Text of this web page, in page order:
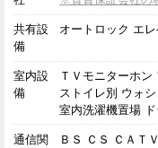
共有設
備
オートロック エ
室内設
備
ＴＶモニターホ
ストイレ別 ウォ
室内洗濯機置場
通信関
ＢＳ ＣＳ ＣＡＴ